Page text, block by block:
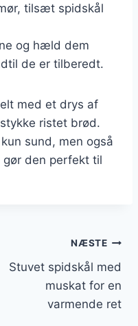
tilsæt spidskål
og hæld dem
de er tilberedt.
med et drys af
ristet brød.
sund, men også
den perfekt til
NÆSTE
Stuvet spidskål med
muskat for en
varmende ret